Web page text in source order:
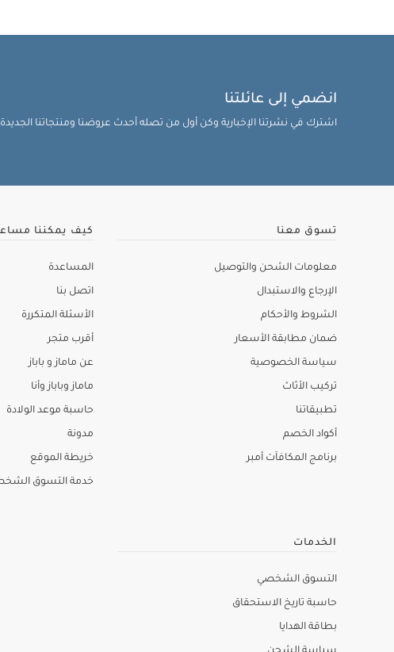
انضمي إلى عائلتنا
اشترك في نشرتنا الإخبارية وكن أول من تصله أحدث عروضنا ومنتجاتنا
تسوق معنا
معلومات الشحن والتوصيل
الإرجاع والاستبدال
الشروط والأحكام
ضمان مطابقة الأسعار
سياسة الخصوصية
تركيب الأثاث
تطبيقاتنا
أكواد الخصم
برنامج المكافآت أمبر
كيف يمكننا
المساعدة
اتصل بنا
الأسئلة المتكررة
أقرب متجر
عن ماماز و باباز
ماماز وباباز وأنا
حاسبة موعد الولادة
مدونة
خريطة الموقع
خدمة التسوق
الخدمات
التسوق الشخصي
حاسبة تاريخ الاستحقاق
بطاقة الهدايا